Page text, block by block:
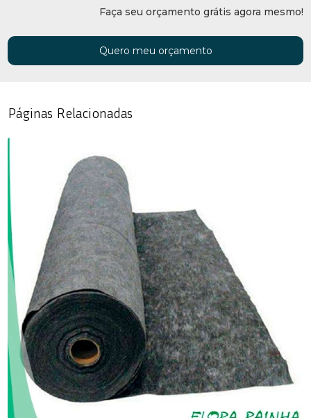
Faça seu orçamento grátis agora mesmo!
Quero meu orçamento
Páginas Relacionadas